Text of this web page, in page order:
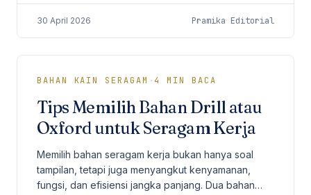
memberikan...
30 April 2026 Pramika Editorial
BAHAN KAIN SERAGAM ·4 MIN BACA
Tips Memilih Bahan Drill atau
Oxford untuk Seragam Kerja
Memilih bahan seragam kerja bukan hanya soal
tampilan, tetapi juga menyangkut kenyamanan,
fungsi, dan efisiensi jangka panjang. Dua bahan